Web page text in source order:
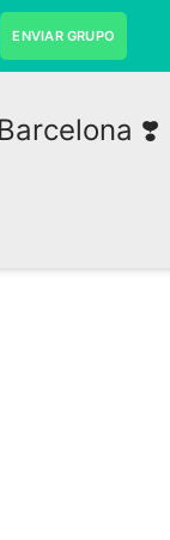
ENVIAR GRUPO
❣️